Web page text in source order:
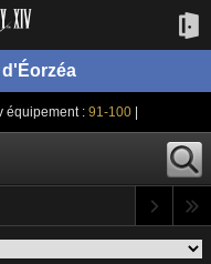
| Nv équipement :91-100